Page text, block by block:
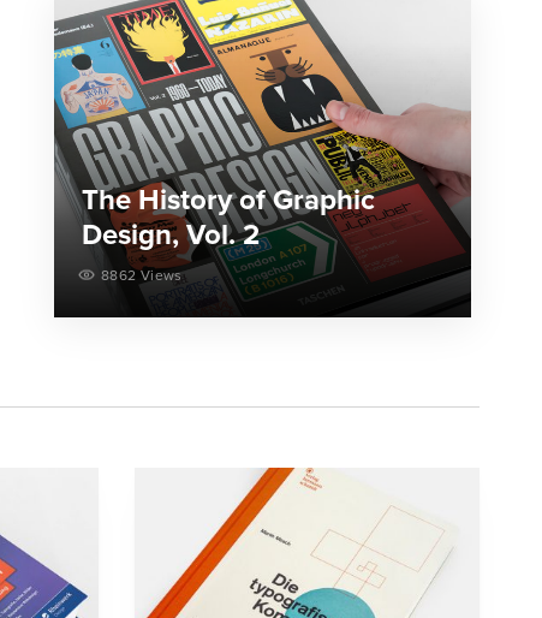
The History of Graphic
Design, Vol. 2
8862 Views